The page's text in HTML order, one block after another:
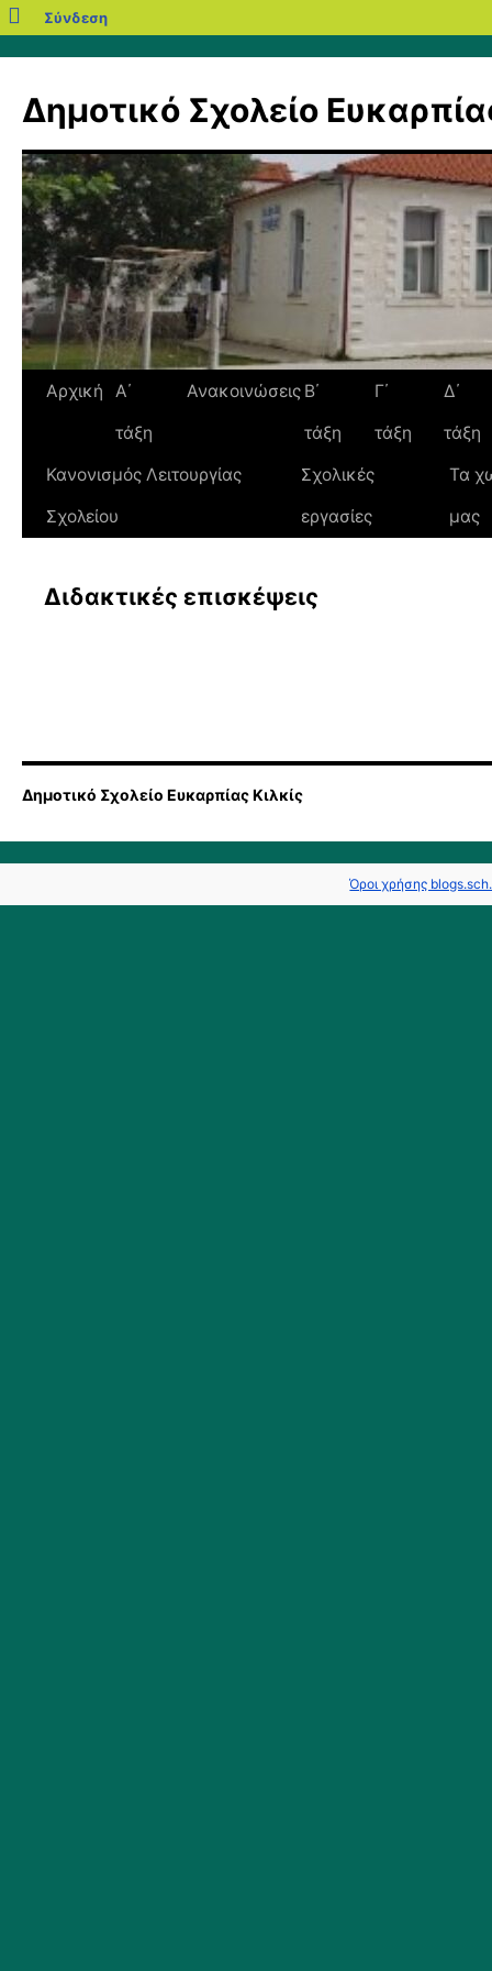
blogs.sch.gr
Σύνδεση
περιεχόμενο
Δημοτικό Σχολείο
Αρχική
Α΄
τάξη
Ανακοινώσεις Β΄
τάξη
Γ΄
τάξη
Δ΄
τάξη
Κανονισμός Λειτουργίας
Σχολείου
Σχολικές
εργασίες
Τα
μας
Διδακτικές επισκέψεις
Δημοτικό Σχολείο Ευκαρπίας Κιλκίς
Όροι χρήσης